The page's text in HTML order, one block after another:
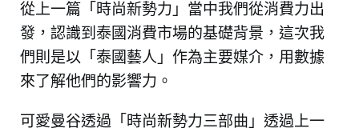
從上一篇「時尚新勢力」當中我們從消費力出
發，認識到泰國消費市場的基礎背景，這次我
們則是以「泰國藝人」作為主要媒介，用數據
來了解他們的影響力。
可愛曼谷透過「時尚新勢力三部曲」透過上一